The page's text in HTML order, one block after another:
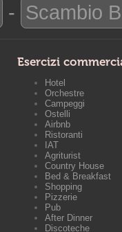
- Scambio
Esercizi
Hotel
Orchestre
Campeggi
Ostelli
Airbnb
Ristoranti
IAT
Agriturist
Country House
Bed & Breakfast
Shopping
Pizzerie
Pub
After Dinner
Discoteche